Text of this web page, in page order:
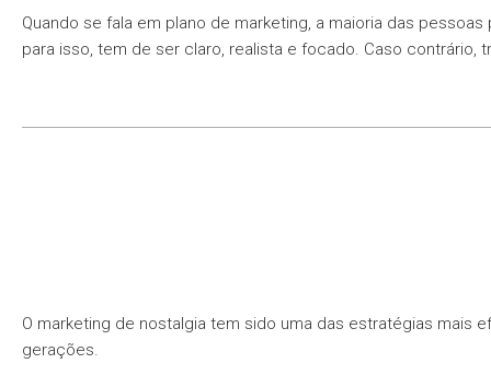
Quando se fala em plano de marketing, a maioria das
para isso, tem de ser claro, realista e focado. Caso
O marketing de nostalgia tem sido uma das estratégias
gerações.